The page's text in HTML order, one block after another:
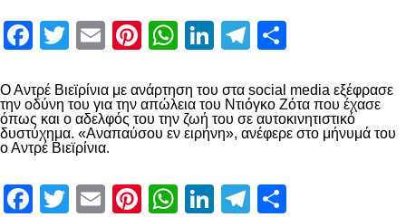
Facebook
Twitter
EmailPinterest
WhatsApp
LinkedIn
Telegram
Ο Αντρέ Βιεϊρίνια με ανάρτηση του στα social media εξέφρασε
την οδύνη του για την απώλεια του Ντιόγκο Ζότα που έχασε
όπως και ο αδελφός του την ζωή του σε αυτοκινητιστικό
δυστύχημα. «Αναπαύσου εν ειρήνη», ανέφερε στο μήνυμά του
ο Αντρέ Βιεϊρίνια.
Facebook
Twitter
EmailPinterest
WhatsApp
LinkedIn
Telegram